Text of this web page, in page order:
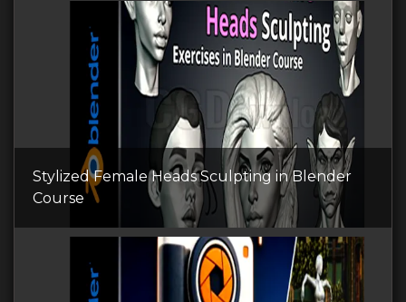
Stylized Female Heads Sculpting in Blender
Course